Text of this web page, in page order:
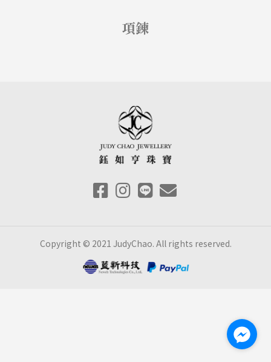
項鍊
Copyright © 2021 JudyChao. All rights reserved.